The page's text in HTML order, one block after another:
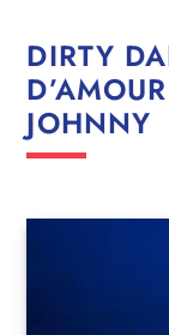
DIRTY
JOHNNY